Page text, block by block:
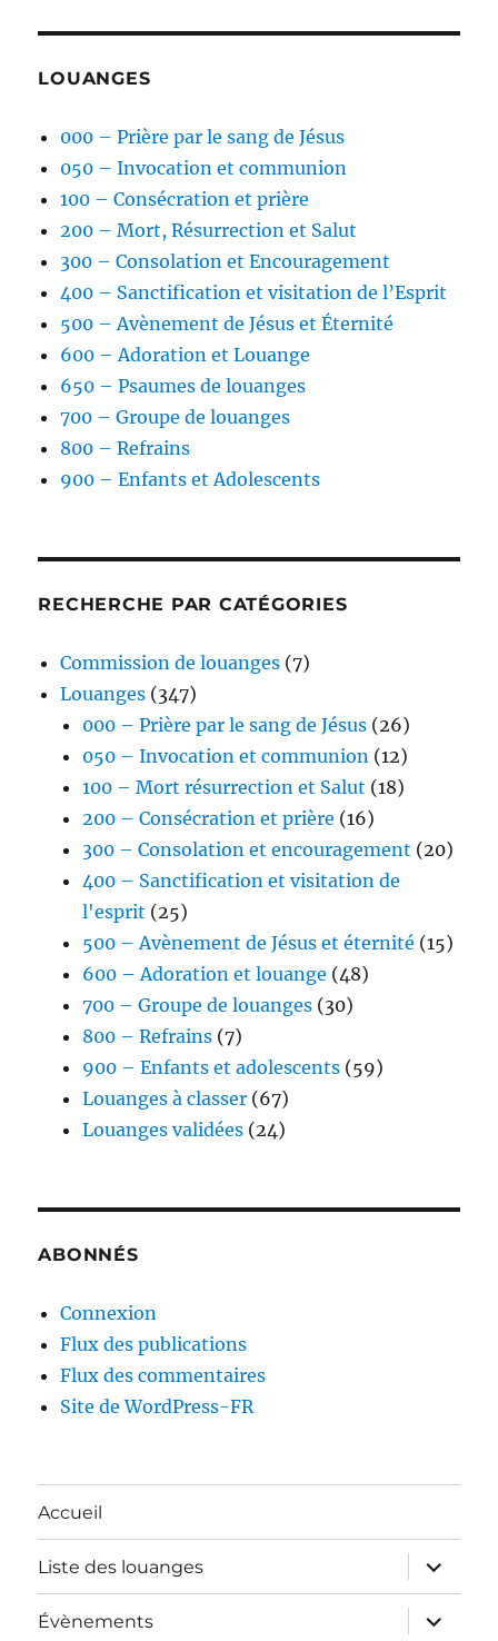
LOUANGES
000 – Prière par le sang de Jésus
050 – Invocation et communion
100 – Consécration et prière
200 – Mort, Résurrection et Salut
300 – Consolation et Encouragement
400 – Sanctification et visitation de l’Esprit
500 – Avènement de Jésus et Éternité
600 – Adoration et Louange
650 – Psaumes de louanges
700 – Groupe de louanges
800 – Refrains
900 – Enfants et Adolescents
RECHERCHE PAR CATÉGORIES
Commission de louanges (7)
Louanges (347)
000 – Prière par le sang de Jésus (26)
050 – Invocation et communion (12)
100 – Mort résurrection et Salut (18)
200 – Consécration et prière (16)
300 – Consolation et encouragement (20)
400 – Sanctification et visitation de
l'esprit (25)
500 – Avènement de Jésus et éternité (15)
600 – Adoration et louange (48)
700 – Groupe de louanges (30)
800 – Refrains (7)
900 – Enfants et adolescents (59)
Louanges à classer (67)
Louanges validées (24)
ABONNÉS
Connexion
Flux des publications
Flux des commentaires
Site de WordPress-FR
Accueil
Liste des louanges
ouvrir
le
sous-
menu
Évènements
ouvrir
le